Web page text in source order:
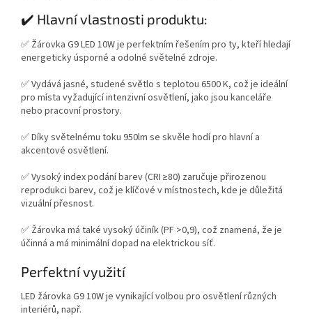
✔️ Hlavní vlastnosti produktu:
✅ Žárovka G9 LED 10W je perfektním řešením pro ty, kteří hledají
energeticky úsporné a odolné světelné zdroje.
✅ Vydává jasné, studené světlo s teplotou 6500 K, což je ideální
pro místa vyžadující intenzivní osvětlení, jako jsou kanceláře
nebo pracovní prostory.
✅ Díky světelnému toku 950lm se skvěle hodí pro hlavní a
akcentové osvětlení.
✅ Vysoký index podání barev (CRI ≥80) zaručuje přirozenou
reprodukci barev, což je klíčové v místnostech, kde je důležitá
vizuální přesnost.
✅ Žárovka má také vysoký účiník (PF >0,9), což znamená, že je
účinná a má minimální dopad na elektrickou síť.
Perfektní využití
LED žárovka G9 10W je vynikající volbou pro osvětlení různých
interiérů, např.